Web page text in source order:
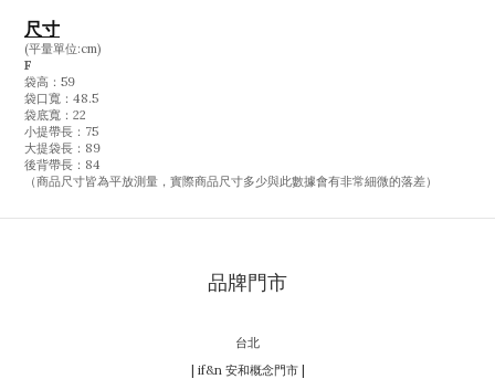
尺寸
(平量單位:cm)
F
袋高：59
袋口寬：48.5
袋底寬：22
小提帶長：75
大提袋長：89
後背帶長：84
（商品尺寸皆為平放測量，實際商品尺寸多少與此數據會有非常細微的落差）
品牌門市
台北
| if&n 安和概念門市 |